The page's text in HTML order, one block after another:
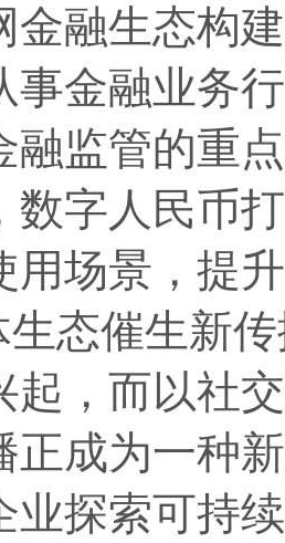
生态构建
事金融业务
融监管的重
数字人民币
用场景，
催生新传
起，而以社
正成为一种
索可持续